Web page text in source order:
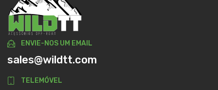
ENVIE-NOS UM EMAIL
sales@wildtt.com
TELEMÓVEL